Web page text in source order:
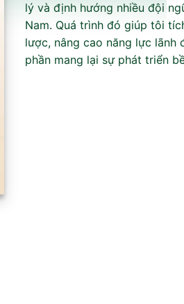
lý và định hướng nhiều đội
Nam. Quá trình đó giúp tôi
lược, nâng cao năng lực lãnh
phần mang lại sự phát triển